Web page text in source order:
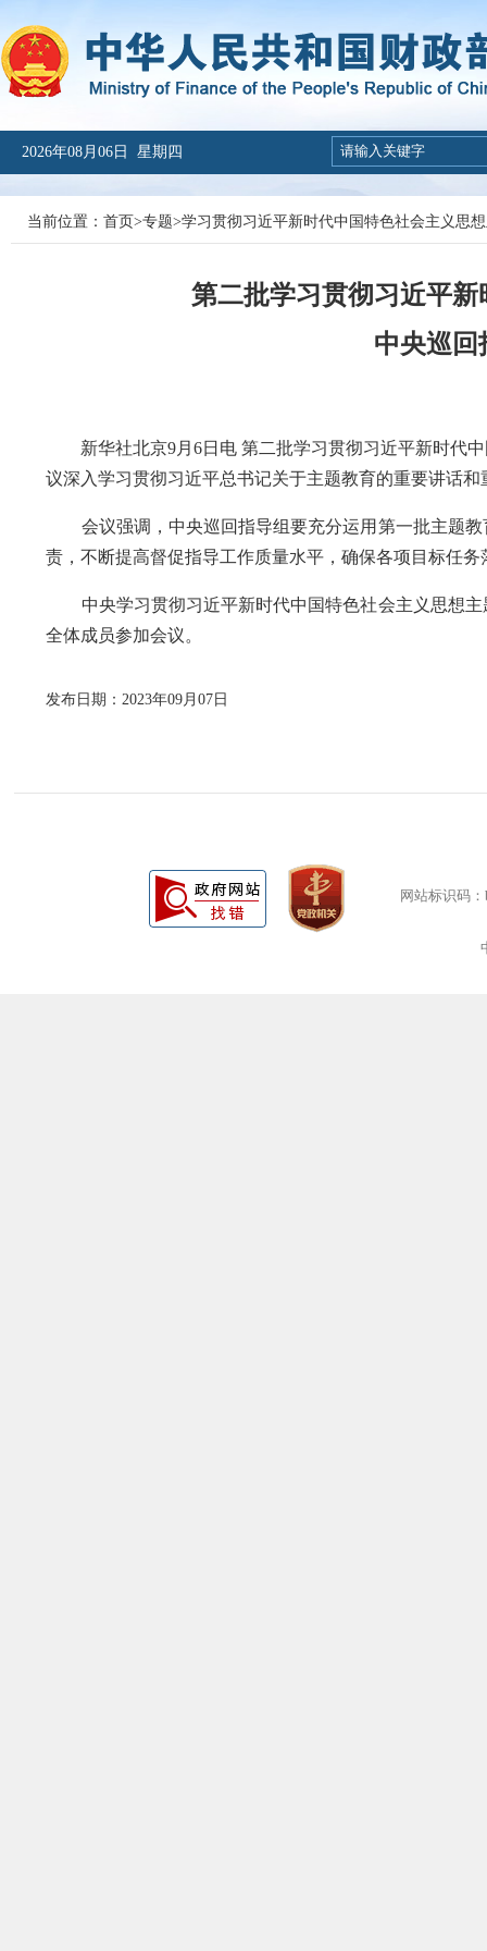
2026年08月06日 星期四
当前位置： 首页>专题>学习贯彻习近平新时代中国特色社会主义思
第二批学习贯彻习近平
中央巡回
新华社北京9月6日电 第二批学习贯彻习近平新时代中
议深入学习贯彻习近平总书记关于主题教育的重要讲话
会议强调，中央巡回指导组要充分运用第一批主题教
责，不断提高督促指导工作质量水平，确保各项目标任务
中央学习贯彻习近平新时代中国特色社会主义思想主
全体成员参加会议。
发布日期：2023年09月07日
网站标识码